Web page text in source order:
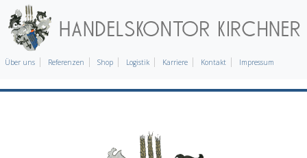
Über uns Referenzen Shop Logistik Karriere Kontakt Impressum